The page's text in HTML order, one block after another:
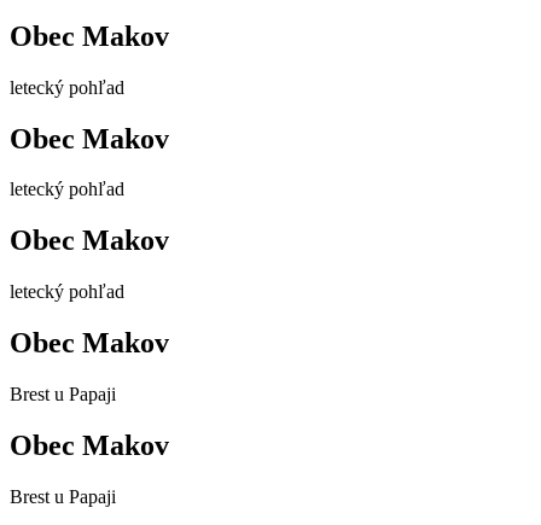
Obec Makov
letecký pohľad
Obec Makov
letecký pohľad
Obec Makov
letecký pohľad
Obec Makov
Brest u Papaji
Obec Makov
Brest u Papaji